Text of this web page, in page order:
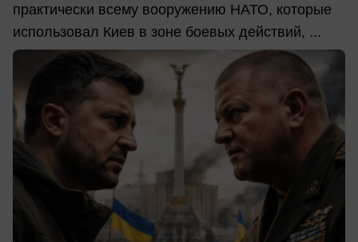
практически всему вооружению НАТО, которые
использовал Киев в зоне боевых действий, ...